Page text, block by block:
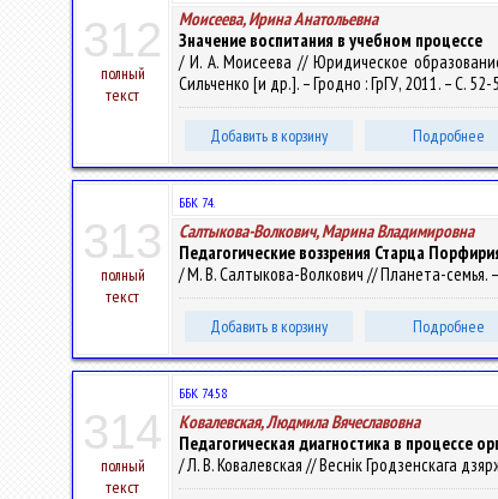
312
полный
текст
Моисеева, Ирина Анатольевна
Значение воспитания в учебном процессе
/ И. А. Моисеева // Юридическое
Сильченко [и др.]. – Гродно : ГрГУ, 2011. – С. 52-
Добавить в корзину Подробнее
313
полный
текст
ББК 74.
Салтыкова-Волкович, Марина Владимировна
Педагогические воззрения Старца
/ М. В. Салтыкова-Волкович // Планета-семья.
Добавить в корзину Подробнее
314
полный
текст
ББК 74.58
Ковалевская, Людмила Вячеславовна
Педагогическая диагностика в процессе
/ Л. В. Ковалевская // Веснік Гродзенскага